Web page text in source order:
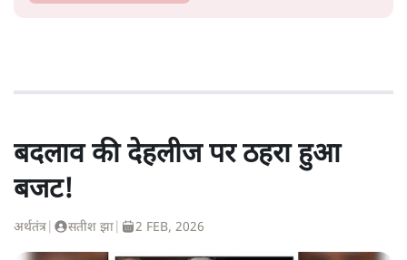
बदलाव की देहलीज पर ठहरा हुआ
बजट!
अर्थतंत्र सतीश झा 2 FEB, 2026